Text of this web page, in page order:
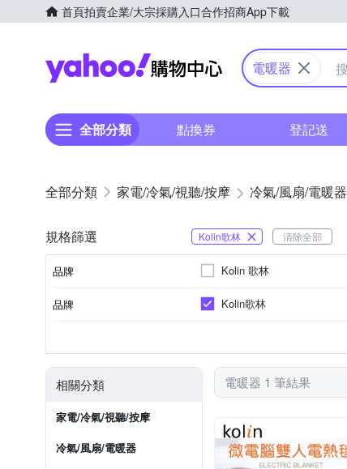
首頁拍賣企業/大宗採購入口合作招商App下載
Yahoo購物中心
電暖器
全部分類 點換券 登記送
家電/冷氣/視聽/按摩 冷氣/風扇/電暖器
規格篩選 Kolin歌林 清除全部
品牌 Kolin 歌林
品牌 Kolin歌林
相關分類
家電/冷氣/視聽/按摩
冷氣/風扇/電暖器
電暖器 1 筆結果